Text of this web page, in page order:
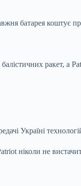
батарея коштує
ракет, а
Україні
ніколи не